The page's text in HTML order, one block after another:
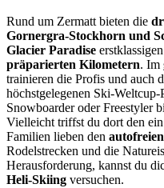
Rund um Zermatt bieten die
Gornergra-Stockhorn und
Glacier Paradise
präparierten Kilometern. Im
trainieren die Profis und auch
höchstgelegenen Ski-
Snowboarder oder Freestyler
Vielleicht triffst du dort den
Familien lieben den
Rodelstrecken und die
Herausforderung, kannst du
Heli-Skiing versuchen.